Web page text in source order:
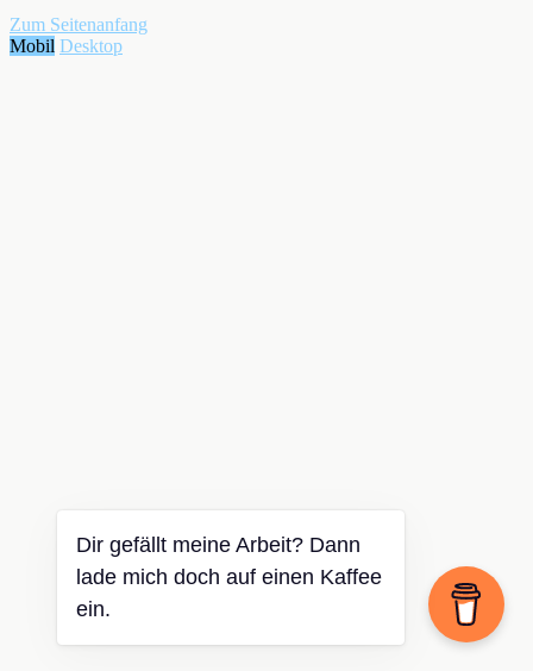
Zum Seitenanfang
Mobil Desktop
Dir gefällt meine Arbeit? Dann
lade mich doch auf einen Kaffee
ein.